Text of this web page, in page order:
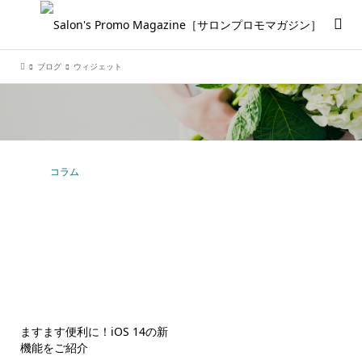
ブログ ウィジェット
コラム
ますます便利に！iOS 14の新
機能をご紹介